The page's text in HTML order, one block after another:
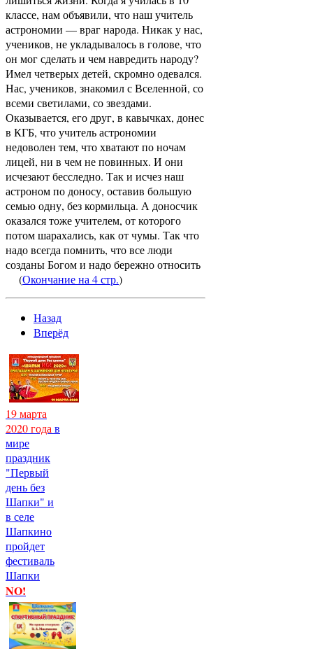
классе, нам объявили, что наш учитель
астрономии — враг народа. Никак у нас,
учеников, не укладывалось в голове, что
он мог сделать и чем навредить народу?
Имел четверых детей, скромно одевался.
Нас, учеников, знакомил с Вселенной, со
всеми светилами, со звездами.
Оказывается, его друг, в кавычках, донес
в КГБ, что учитель астрономии
недоволен тем, что хватают по ночам
лицей, ни в чем не повинных. И они
исчезают бесследно. Так и исчез наш
астроном по доносу, оставив большую
семью одну, без кормильца. А доносчик
оказался тоже учителем, от которого
потом шарахались, как от чумы. Так что
надо всегда помнить, что все люди
созданы Богом и надо бережно относить
(Окончание на 4 стр.)
Назад
Вперёд
19 марта
2020 года в
мире
праздник
"Первый
день без
Шапки" и
в селе
Шапкино
пройдет
фестиваль
Шапки
NO!